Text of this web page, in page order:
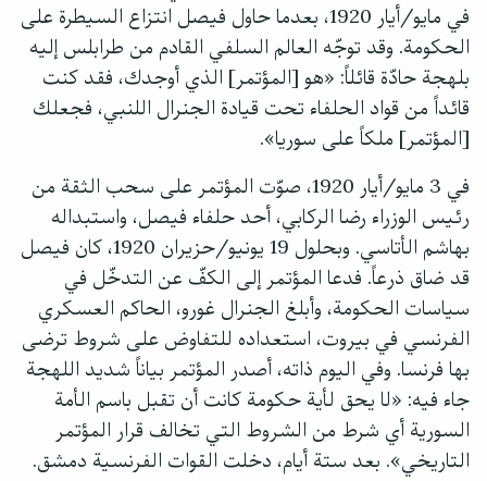
في مايو/أيار 1920، بعدما حاول فيصل انتزاع السيطرة على
الحكومة. وقد توجّه العالم السلفي القادم من طرابلس إليه
بلهجة حادّة قائلاً: «هو [المؤتمر] الذي أوجدك، فقد كنت
قائداً من قواد الحلفاء تحت قيادة الجنرال اللنبي، فجعلك
[المؤتمر] ملكاً على سوريا».
في 3 مايو/أيار 1920، صوّت المؤتمر على سحب الثقة من
رئيس الوزراء رضا الركابي، أحد حلفاء فيصل، واستبداله
بهاشم الأتاسي. وبحلول 19 يونيو/حزيران 1920، كان فيصل
قد ضاق ذرعاً. فدعا المؤتمر إلى الكفّ عن التدخّل في
سياسات الحكومة، وأبلغ الجنرال غورو، الحاكم العسكري
الفرنسي في بيروت، استعداده للتفاوض على شروط ترضى
بها فرنسا. وفي اليوم ذاته، أصدر المؤتمر بياناً شديد اللهجة
جاء فيه: «لا يحق لأية حكومة كانت أن تقبل باسم الأمة
السورية أي شرط من الشروط التي تخالف قرار المؤتمر
التاريخي». بعد ستة أيام، دخلت القوات الفرنسية دمشق.